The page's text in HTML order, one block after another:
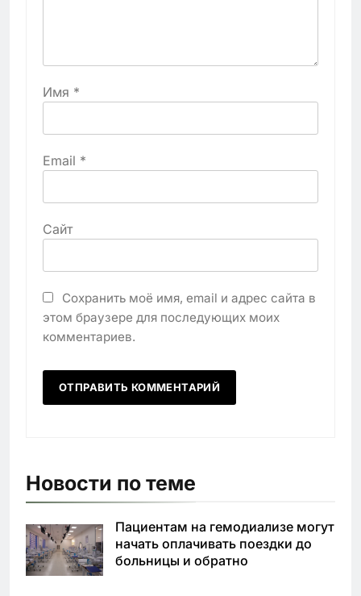
Имя *
Email *
Сайт
Сохранить моё имя, email и адрес сайта в
этом браузере для последующих моих
комментариев.
Новости по теме
Пациентам на гемодиализе могут
начать оплачивать поездки до
больницы и обратно